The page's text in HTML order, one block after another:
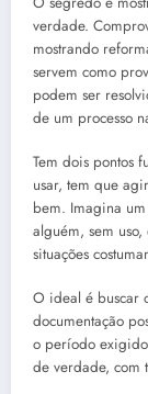
verdade.
mostrando
servem como
podem ser
de um processo
Tem dois pontos
usar, tem que
bem. Imagina
alguém, sem
situações
O ideal é buscar
documentação
o período
de verdade, com